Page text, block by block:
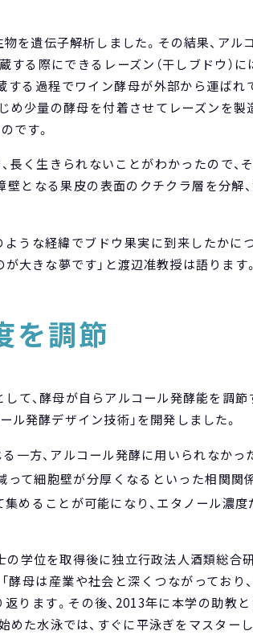
を遺伝子解析しました。その結果、ア
る際にできるレーズン（干しブドウ）
する過程でワイン酵母が外部から運ば
め少量の酵母を付着させてレーズンを製
です。
長く生きられないことがわかったので
となる果皮の表面のクチクラ層を分解
ような経緯でブドウ果実に到来したか
大きな夢です」と渡辺准教授は語ります。
を調節
て、酵母が自らアルコール発酵能を調
発酵デザイン技術」を開発しました。
る一方、アルコール発酵に用いられなか
って細胞壁が分厚くなるといった相関関
めることが可能になり、エタノール濃
学位を取得後に独立行政法人酒類総合
酵母は産業や社会と深くつながってお
ります。その後、2013年に本学の助教
た水泳では、すぐに平泳ぎをマスター